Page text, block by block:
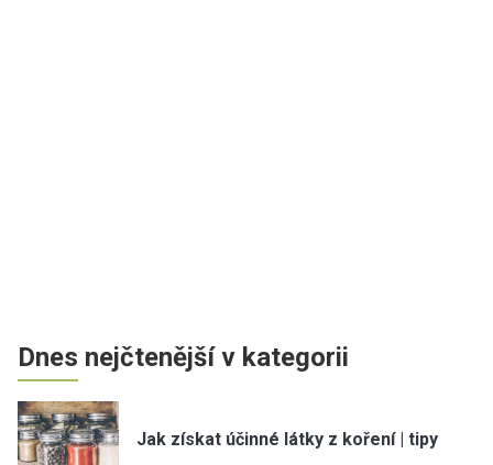
Dnes nejčtenější v kategorii
Jak získat účinné látky z koření | tipy